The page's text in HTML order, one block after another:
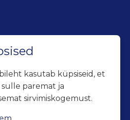
kasutab küpsiseid, et
paremat ja
sirvimiskogemust.